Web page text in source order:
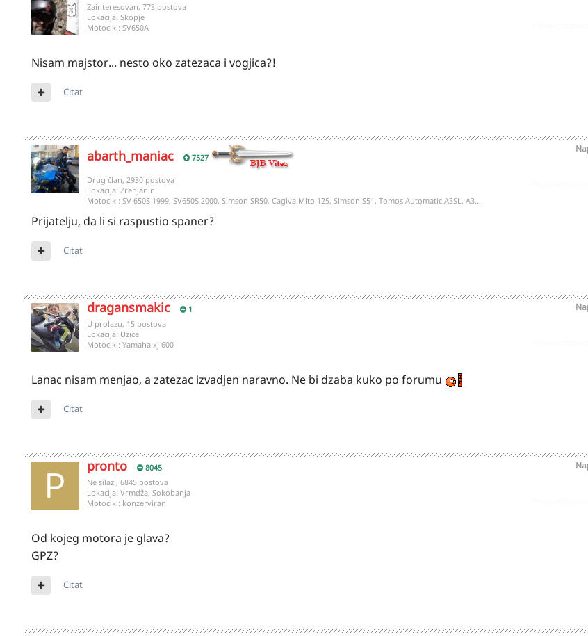
Zainteresovan, 773 postova
Lokacija: Skopje
Motocikl: SV650A
Nisam majstor... nesto oko zatezaca i vogjica?!
Citat
abarth_maniac 7527
Drug član, 2930 postova
Lokacija: Zrenjanin
Motocikl: SV 650S 1999, SV650S 2000, Simson SR50, Cagiva Mito 125, Simson S51, Tomos Automatic A3SL, A3...
Prijatelju, da li si raspustio spaner?
Citat
dragansmakic 1
U prolazu, 15 postova
Lokacija: Uzice
Motocikl: Yamaha xj 600
Lanac nisam menjao, a zatezac izvadjen naravno. Ne bi dzaba kuko po forumu
Citat
pronto 8045
Ne silazi, 6845 postova
Lokacija: Vrmdža, Sokobanja
Motocikl: konzerviran
Od kojeg motora je glava?
GPZ?
Citat